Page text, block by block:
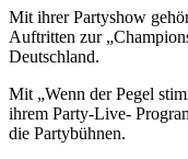
Mit ihrer Partyshow
Auftritten zur
Deutschland.
Mit „Wenn der Pegel
ihrem Party-Live-
die Partybühnen.